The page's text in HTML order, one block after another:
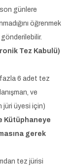
günlere
öğrenmek
Tez Kabulü)
fazla 6 adet tez
ve
jüri üyesi için)
Kütüphaneye
gerek
tez jürisi